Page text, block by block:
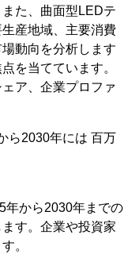
た、曲面型LEDテ
産地域、主要消費
動向を分析します
を当てています。
ア、企業プロファ
ら2030年には 百万
年から2030年までの
す。企業や投資家
。